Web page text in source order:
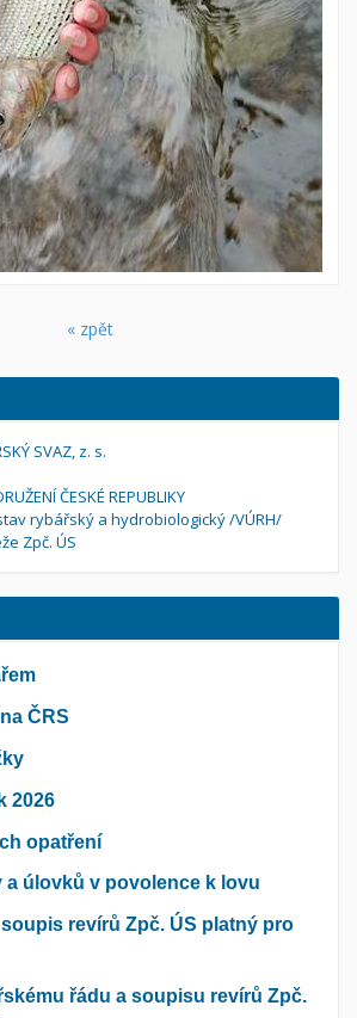
« zpět
SVAZ, z. s.
ČESKÉ REPUBLIKY
rybářský a hydrobiologický /VÚRH/
Zpč. ÚS
ČRS
2026
opatření
a úlovků v povolence k lovu
revírů Zpč. ÚS platný pro
řádu a soupisu revírů Zpč.